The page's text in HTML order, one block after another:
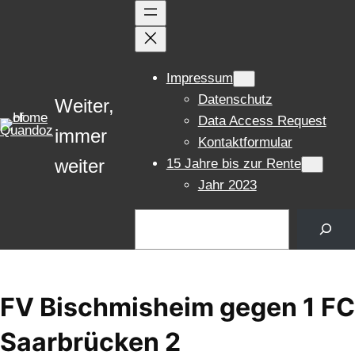
Weiter,
immer
weiter
Impressum
Datenschutz
Data Access Request
Kontaktformular
15 Jahre bis zur Rente
Jahr 2023
FV Bischmisheim gegen 1 FC
Saarbrücken 2